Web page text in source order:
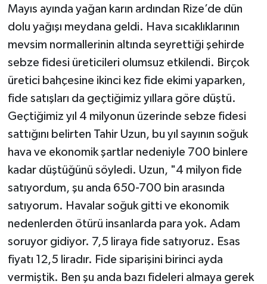
Mayıs ayında yağan karın ardından Rize’de dün
dolu yağışı meydana geldi. Hava sıcaklıklarının
mevsim normallerinin altında seyrettiği şehirde
sebze fidesi üreticileri olumsuz etkilendi. Birçok
üretici bahçesine ikinci kez fide ekimi yaparken,
fide satışları da geçtiğimiz yıllara göre düştü.
Geçtiğimiz yıl 4 milyonun üzerinde sebze fidesi
sattığını belirten Tahir Uzun, bu yıl sayının soğuk
hava ve ekonomik şartlar nedeniyle 700 binlere
kadar düştüğünü söyledi. Uzun, "4 milyon fide
satıyordum, şu anda 650-700 bin arasında
satıyorum. Havalar soğuk gitti ve ekonomik
nedenlerden ötürü insanlarda para yok. Adam
soruyor gidiyor. 7,5 liraya fide satıyoruz. Esas
fiyatı 12,5 liradır. Fide siparişini birinci ayda
vermiştik. Ben şu anda bazı fideleri almaya gerek